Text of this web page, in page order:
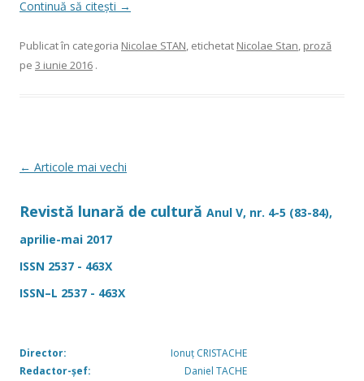
Continuă să citești →
Publicat în categoria Nicolae STAN, etichetat Nicolae Stan, proză
pe 3 iunie 2016 .
Navigare
articole
← Articole mai vechi
Revistă lunară de cultură Anul V, nr. 4-5 (83-84),
aprilie-mai 2017
ISSN 2537 - 463X
ISSN–L 2537 - 463X
Director:
Ionuț CRISTACHE
Redactor-șef:
Daniel TACHE